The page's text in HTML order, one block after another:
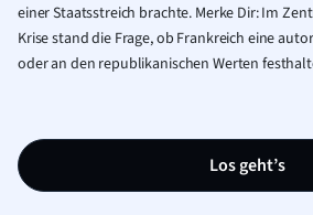
einer Staatsstreich brachte. Merke Dir: Im
Krise stand die Frage, ob Frankreich eine
oder an den republikanischen Werten
Los geht’s